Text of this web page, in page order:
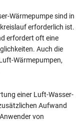
Wärmepumpe sind in
erforderlich ist.
erfordert oft eine
Auch die
Wärmepumpen,
einer Luft-Wasser-
Aufwand
von